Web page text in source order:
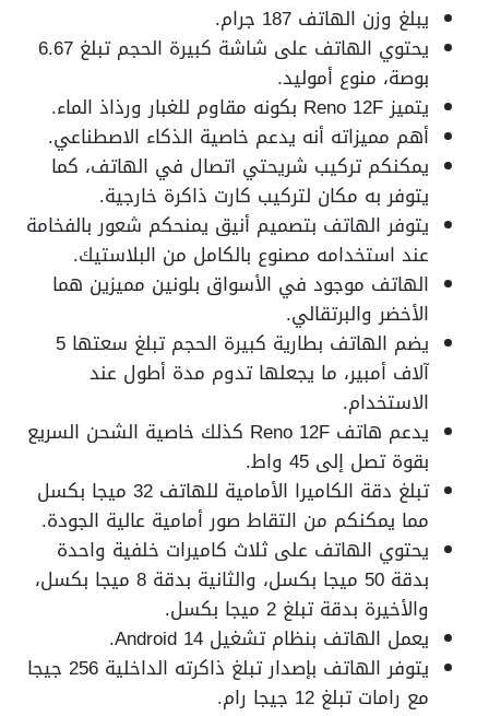
يبلغ وزن الهاتف 187 جرام.
يحتوي الهاتف على شاشة كبيرة الحجم تبلغ 6.67
بوصة، منوع أموليد.
يتميز Reno 12F بكونه مقاوم للغبار ورذاذ الماء.
أهم مميزاته أنه يدعم خاصية الذكاء الاصطناعي.
يمكنكم تركيب شريحتي اتصال في الهاتف، كما
يتوفر به مكان لتركيب كارت ذاكرة خارجية.
يتوفر الهاتف بتصميم أنيق يمنحكم شعور بالفخامة
عند استخدامه مصنوع بالكامل من البلاستيك.
الهاتف موجود في الأسواق بلونين مميزين هما
الأخضر والبرتقالي.
يضم الهاتف بطارية كبيرة الحجم تبلغ سعتها 5
آلاف أمبير، ما يجعلها تدوم مدة أطول عند
الاستخدام.
يدعم هاتف Reno 12F كذلك خاصية الشحن السريع
بقوة تصل إلى 45 واط.
تبلغ دقة الكاميرا الأمامية للهاتف 32 ميجا بكسل
مما يمكنكم من التقاط صور أمامية عالية الجودة.
يحتوي الهاتف على ثلاث كاميرات خلفية واحدة
بدقة 50 ميجا بكسل، والثانية بدقة 8 ميجا بكسل،
والأخيرة بدقة تبلغ 2 ميجا بكسل.
يعمل الهاتف بنظام تشغيل Android 14.
يتوفر الهاتف بإصدار تبلغ ذاكرته الداخلية 256 جيجا
مع رامات تبلغ 12 جيجا رام.